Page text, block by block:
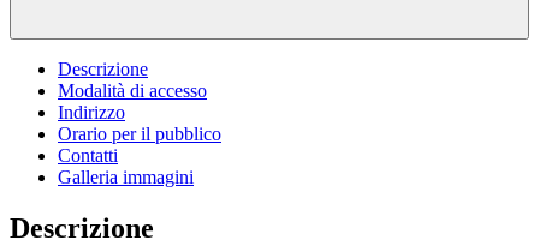
Descrizione
Modalità di accesso
Indirizzo
Orario per il pubblico
Contatti
Galleria immagini
Descrizione